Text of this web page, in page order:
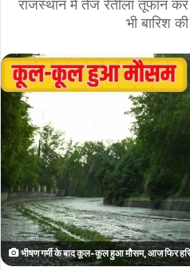
राजस्थान में तेज रेतीला तूफान
भी बारिश
भीषण गर्मी के बाद कूल-कूल हुआ मौसम, आज फिर